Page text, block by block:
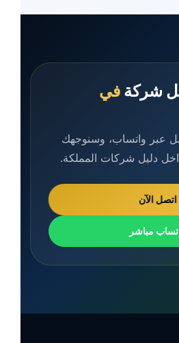
شركة في
عبر واتساب، وسنوجهك
دليل شركات المملكة.
الآن
مباشر